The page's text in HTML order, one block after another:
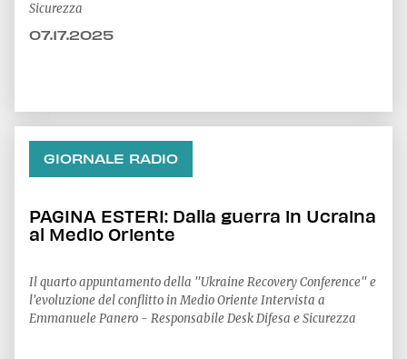
Sicurezza
07.17.2025
GIORNALE RADIO
PAGINA ESTERI: Dalla guerra in Ucraina
al Medio Oriente
Il quarto appuntamento della "Ukraine Recovery Conference" e
l'evoluzione del conflitto in Medio Oriente Intervista a
Emmanuele Panero - Responsabile Desk Difesa e Sicurezza